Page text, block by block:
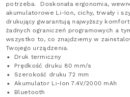
potrzeba. Doskonała ergonomia,
akumulatorowe Li-Ion, cichy, trwały i
drukujący gwarantują najwyższy
żadnych ograniczeń programowych a
wszystko to, co znajdziemy w
Twojego urządzenia.
Druk termiczny
Prędkość druku 80 mm/s
Szerokość druku 72 mm
Akumulator Li-Ion 7.4V/2000 mAh
Bluetooth